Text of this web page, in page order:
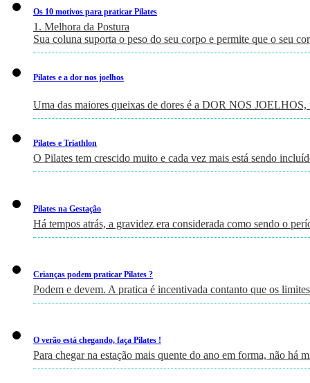
Os 10 motivos para praticar Pilates
1. Melhora da Postura
Sua coluna suporta o peso do seu corpo e permite que o seu
Pilates e a dor nos joelhos
Uma das maiores queixas de dores é a DOR NOS
Pilates e Triathlon
O Pilates tem crescido muito e cada vez mais está sendo
Pilates na Gestação
Há tempos atrás, a gravidez era considerada como sendo o
Crianças podem praticar Pilates ?
Podem e devem. A pratica é incentivada contanto que os
O verão está chegando, faça Pilates !
Para chegar na estação mais quente do ano em forma, não há